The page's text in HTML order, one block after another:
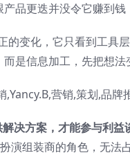
品更迭并没令它赚到钱
的变化，它只看到工具
是信息加工，先把想
决方案，才能参与利益
演组装商的角色，无法